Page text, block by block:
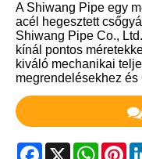
A Shiwang Pipe egy
acél hegesztett
Shiwang Pipe Co.,
kínál pontos
kiváló mechanikai
megrendelésekhez
Facebook
X